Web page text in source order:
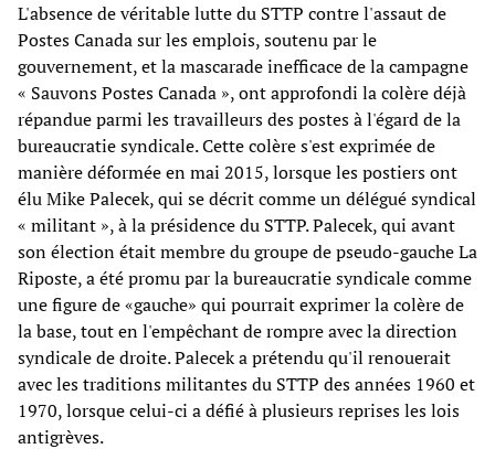
L'absence de véritable lutte du STTP contre l'assaut de
Postes Canada sur les emplois, soutenu par le
gouvernement, et la mascarade inefficace de la campagne
« Sauvons Postes Canada », ont approfondi la colère déjà
répandue parmi les travailleurs des postes à l'égard de la
bureaucratie syndicale. Cette colère s'est exprimée de
manière déformée en mai 2015, lorsque les postiers ont
élu Mike Palecek, qui se décrit comme un délégué syndical
« militant », à la présidence du STTP. Palecek, qui avant
son élection était membre du groupe de pseudo-gauche La
Riposte, a été promu par la bureaucratie syndicale comme
une figure de «gauche» qui pourrait exprimer la colère de
la base, tout en l'empêchant de rompre avec la direction
syndicale de droite. Palecek a prétendu qu'il renouerait
avec les traditions militantes du STTP des années 1960 et
1970, lorsque celui-ci a défié à plusieurs reprises les lois
antigrèves.